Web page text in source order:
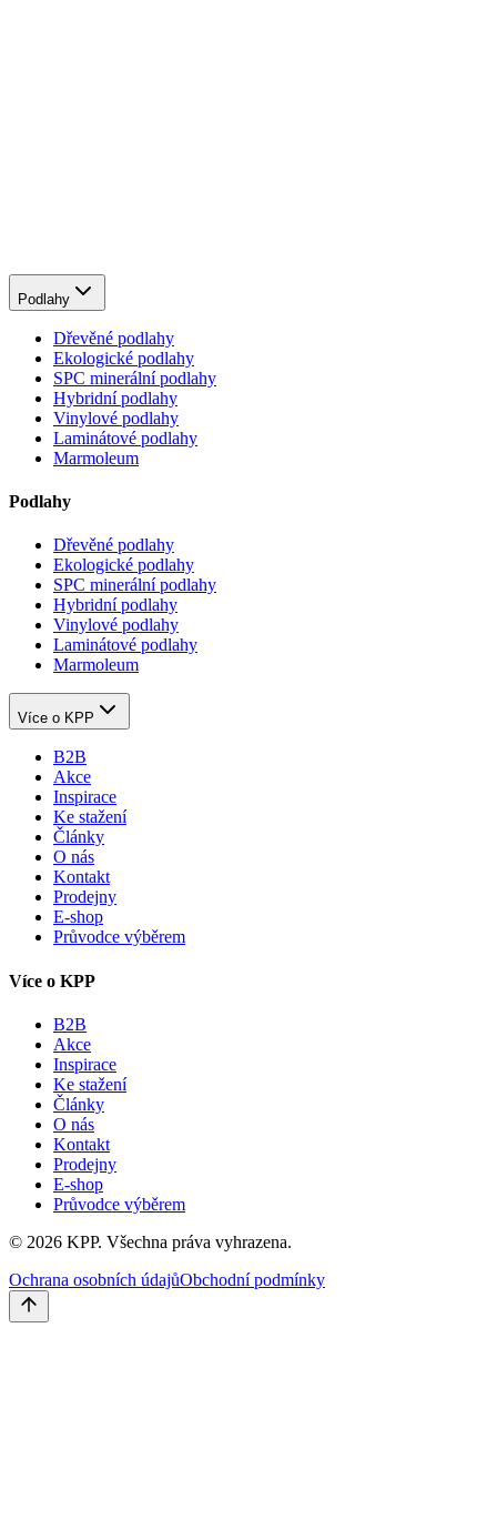
Podlahy
Dřevěné podlahy
Ekologické podlahy
SPC minerální podlahy
Hybridní podlahy
Vinylové podlahy
Laminátové podlahy
Marmoleum
Podlahy
Dřevěné podlahy
Ekologické podlahy
SPC minerální podlahy
Hybridní podlahy
Vinylové podlahy
Laminátové podlahy
Marmoleum
Více o KPP
B2B
Akce
Inspirace
Ke stažení
Články
O nás
Kontakt
Prodejny
E-shop
Průvodce výběrem
Více o KPP
B2B
Akce
Inspirace
Ke stažení
Články
O nás
Kontakt
Prodejny
E-shop
Průvodce výběrem
© 2026 KPP. Všechna práva vyhrazena.
Ochrana osobních údajůObchodní podmínky